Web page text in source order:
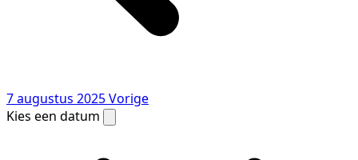
7 augustus 2025Vorige
Kies een datum